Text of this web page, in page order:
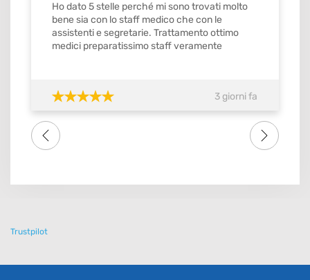
3 giorni fa
Ho dato 5 stelle perché mi sono trovati molto
bene sia con lo staff medico che con le
assistenti e segretarie. Trattamento ottimo
medici preparatissimo staff veramente
massimo del voto SI meritebbe anche 10.
one . Grazie di tutto a tutto lo staff
Trustpilot